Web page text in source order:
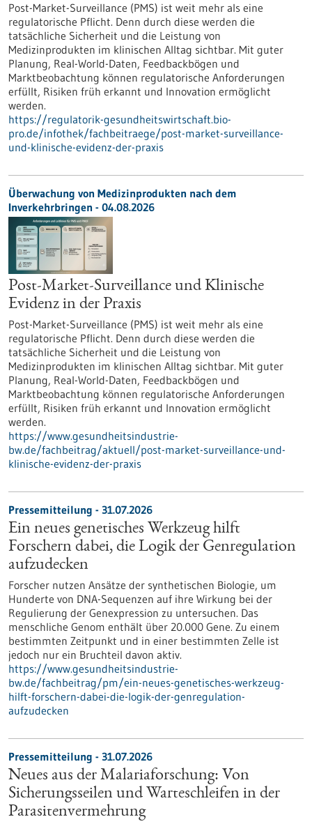
Post-Market-Surveillance (PMS) ist weit mehr als eine
regulatorische Pflicht. Denn durch diese werden die
tatsächliche Sicherheit und die Leistung von
Medizinprodukten im klinischen Alltag sichtbar. Mit guter
Planung, Real-World-Daten, Feedbackbögen und
Marktbeobachtung können regulatorische Anforderungen
erfüllt, Risiken früh erkannt und Innovation ermöglicht
werden.
https://regulatorik-gesundheitswirtschaft.bio-
pro.de/infothek/fachbeitraege/post-market-surveillance-
und-klinische-evidenz-der-praxis
Überwachung von Medizinprodukten nach dem
Inverkehrbringen - 04.08.2026
Post-Market-Surveillance und Klinische
Evidenz in der Praxis
Post-Market-Surveillance (PMS) ist weit mehr als eine
regulatorische Pflicht. Denn durch diese werden die
tatsächliche Sicherheit und die Leistung von
Medizinprodukten im klinischen Alltag sichtbar. Mit guter
Planung, Real-World-Daten, Feedbackbögen und
Marktbeobachtung können regulatorische Anforderungen
erfüllt, Risiken früh erkannt und Innovation ermöglicht
werden.
https://www.gesundheitsindustrie-
bw.de/fachbeitrag/aktuell/post-market-surveillance-und-
klinische-evidenz-der-praxis
Pressemitteilung - 31.07.2026
Ein neues genetisches Werkzeug hilft
Forschern dabei, die Logik der Genregulation
aufzudecken
Forscher nutzen Ansätze der synthetischen Biologie, um
Hunderte von DNA-Sequenzen auf ihre Wirkung bei der
Regulierung der Genexpression zu untersuchen. Das
menschliche Genom enthält über 20.000 Gene. Zu einem
bestimmten Zeitpunkt und in einer bestimmten Zelle ist
jedoch nur ein Bruchteil davon aktiv.
https://www.gesundheitsindustrie-
bw.de/fachbeitrag/pm/ein-neues-genetisches-werkzeug-
hilft-forschern-dabei-die-logik-der-genregulation-
aufzudecken
Pressemitteilung - 31.07.2026
Neues aus der Malariaforschung: Von
Sicherungsseilen und Warteschleifen in der
Parasitenvermehrung